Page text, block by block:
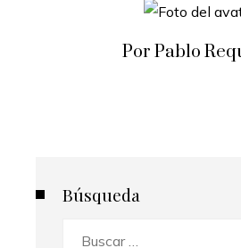
Por Pablo
Búsqueda